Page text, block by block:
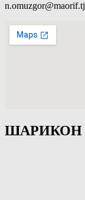
n.omuzgor@maorif.tj
ШАРИКОН